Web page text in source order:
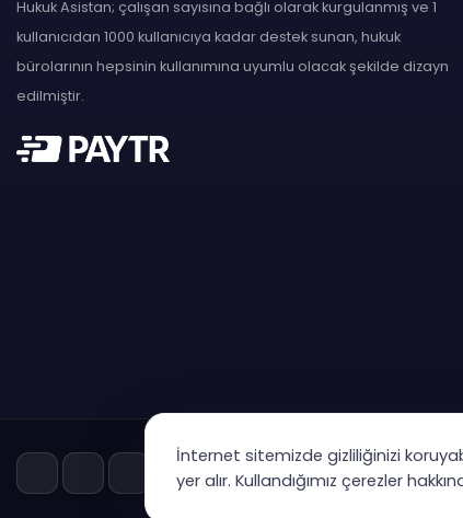
Hukuk Asistan; çalışan sayısına bağlı olarak kurgulanmış ve 1
kullanıcıdan 1000 kullanıcıya kadar destek sunan, hukuk
bürolarının hepsinin kullanımına uyumlu olacak şekilde dizayn
edilmiştir.
İnternet sitemizde gizliliğinizi
yer alır. Kullandığımız çerezler